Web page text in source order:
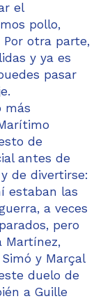
el
pollo,
otra parte,
y ya es
pasar
más
de
antes de
de divertirse:
estaban las
a veces
pero
Martínez,
y Marçal
duelo de
a Guille